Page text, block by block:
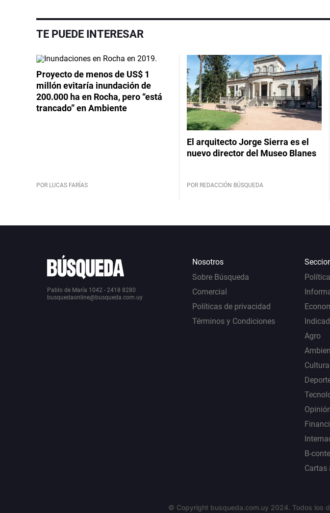
TE PUEDE INTERESAR
Proyecto de menos de US$ 1
millón evitaría inundación de
200.000 ha en Rocha, pero “está
trancado” en Ambiente
POR LUCAS FARÍAS
El arquitecto Jorge Sierra es el
nuevo director del Museo Blanes
POR REDACCIÓN BÚSQUEDA
Pablo de María 1042 - 2418 8280
busquedaonline@busqueda.com.uy
Nosotros
Sobre Búsqueda
Comercial
Políticas de privacidad
Términos y Condiciones
Política
Agro
Cultura
B-
Cartas
© Copyright busqueda.com.uy 2024. Todos los